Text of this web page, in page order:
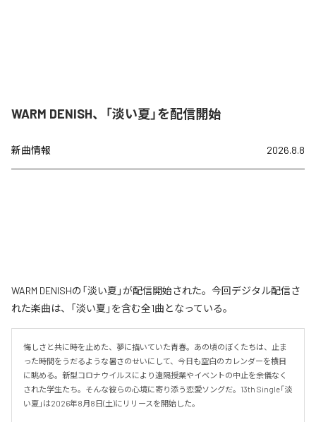
WARM DENISH、「淡い夏」を配信開始
新曲情報 2026.8.8
WARM DENISHの「淡い夏」が配信開始された。今回デジタル配信さ
れた楽曲は、「淡い夏」を含む全1曲となっている。
悔しさと共に時を止めた、夢に描いていた青春。あの頃のぼくたちは、止ま
った時間をうだるような暑さのせいにして、今日も空白のカレンダーを横目
に眺める。新型コロナウイルスにより遠隔授業やイベントの中止を余儀なく
された学生たち。そんな彼らの心境に寄り添う恋愛ソングだ。13th Single「淡
い夏」は2026年8月8日(土)にリリースを開始した。